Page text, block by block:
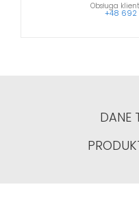
Obsługa
+48 692
DANE